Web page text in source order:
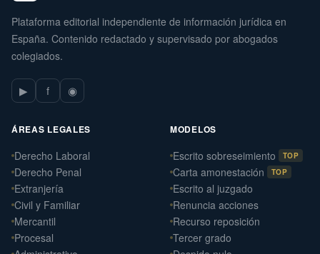
Plataforma editorial independiente de información jurídica en
España. Contenido redactado y supervisado por abogados
colegiados.
▶ f ◉
ÁREAS LEGALES
Derecho Laboral
Derecho Penal
Extranjería
Civil y Familiar
Mercantil
Procesal
MODELOS
Escrito sobreseimiento TOP
Carta amonestación TOP
Escrito al juzgado
Renuncia acciones
Recurso reposición
Tercer grado